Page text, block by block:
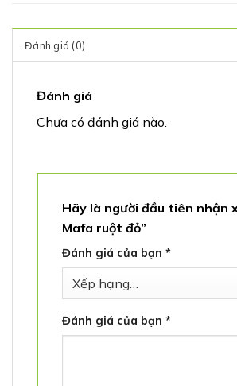
Đánh giá (0)
Đánh giá
Chưa có đánh giá nào.
Hãy là người đầu tiên nhận
Mafa ruột đỏ”
Đánh giá của bạn *
Đánh giá của bạn *